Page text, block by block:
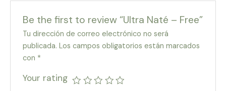
Be the first to review “Ultra Naté – Free”
Tu dirección de correo electrónico no será
publicada. Los campos obligatorios están marcados
con *
Your rating